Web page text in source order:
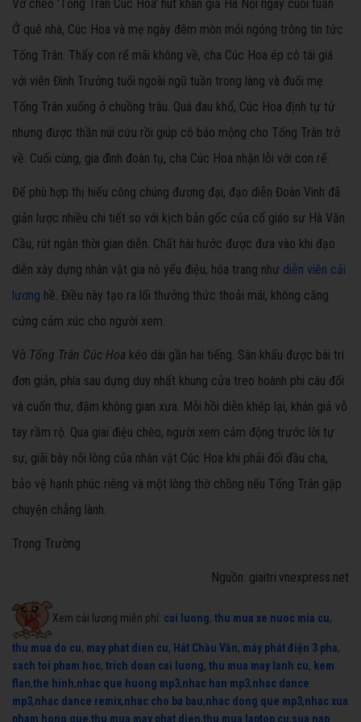
Vở chèo 'Tống Trân Cúc Hoa' hút khán giả Hà Nội ngày cuối tuần
Ở quê nhà, Cúc Hoa và mẹ ngày đêm mòn mỏi ngóng trông tin tức
Tống Trân. Thấy con rể mãi không về, cha Cúc Hoa ép cô tái giá
với viên Đình Trưởng tuổi ngoài ngũ tuần trong làng và đuổi mẹ
Tống Trân xuống ở chuồng trâu. Quá đau khổ, Cúc Hoa định tự tử
nhưng được thần núi cứu rồi giúp cô báo mộng cho Tống Trân trở
về. Cuối cùng, gia đình đoàn tụ, cha Cúc Hoa nhận lỗi với con rể.
Để phù hợp thị hiếu công chúng đương đại, đạo diễn Đoàn Vinh đã
giản lược nhiều chi tiết so với kịch bản gốc của cố giáo sư Hà Văn
Cầu, rút ngắn thời gian diễn. Chất hài hước được đưa vào khi đạo
diễn xây dựng nhân vật gia nô yểu điệu, hóa trang như diễn viên cải
lương hề. Điều này tạo ra lối thưởng thức thoải mái, không căng
cứng cảm xúc cho người xem.
Vở Tống Trân Cúc Hoa kéo dài gần hai tiếng. Sân khấu được bài trí
đơn giản, phía sau dựng duy nhất khung cửa treo hoành phi câu đối
và cuốn thư, đậm không gian xưa. Mỗi hồi diễn khép lại, khán giả vỗ
tay rầm rộ. Qua giai điệu chèo, người xem cảm động trước lời tự
sự, giãi bày nỗi lòng của nhân vật Cúc Hoa khi phải đối đầu cha,
bảo vệ hạnh phúc riêng và một lòng thờ chồng nếu Tống Trân gặp
chuyện chẳng lành.
Trọng Trường
Nguồn: giaitri.vnexpress.net
Xem cải lương miễn phí: cai luong, thu mua xe nuoc mia cu,
thu mua do cu, may phat dien cu, Hát Chầu Văn, máy phát điện 3 pha,
sach toi pham hoc, trich doan cai luong, thu mua may lanh cu, kem
flan,the hinh,nhac que huong mp3,nhac han mp3,nhac dance
mp3,nhac dance remix,nhac cho ba bau,nhac dong que mp3,nhac xua
pham hong que,thu mua may phat dien,thu mua laptop cu,sua nap